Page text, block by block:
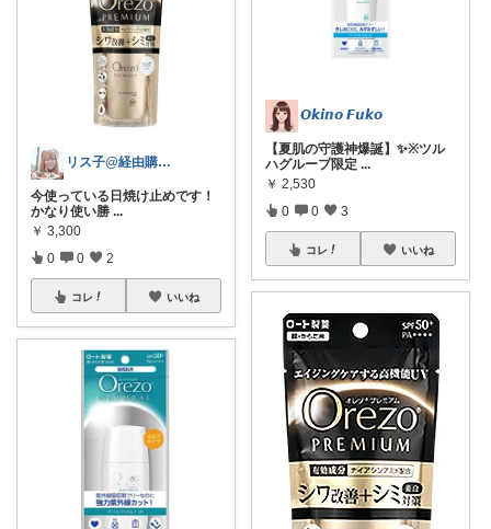
リス子@経由購入感謝
今使っている日焼け止めです！
かなり使い勝 ...
￥ 3,300
0 0 2
コレ いいね
𝙊𝙠𝙞𝙣𝙤 𝙁𝙪𝙠𝙤
【夏肌の守護神爆誕】✨※ツル
ハグループ限定 ...
￥ 2,530
0 0 3
コレ いいね